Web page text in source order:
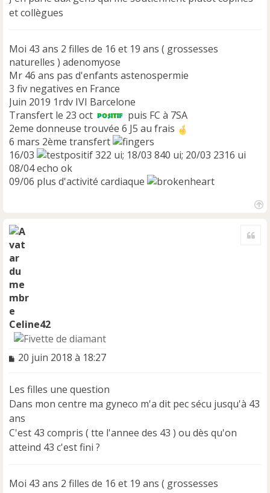
et collègues
Moi 43 ans 2 filles de 16 et 19 ans ( grossesses
naturelles ) adenomyose
Mr 46 ans pas d'enfants astenospermie
3 fiv negatives en France
Juin 2019 1rdv IVI Barcelone
Transfert le 23 oct
puis FC à 7SA
2eme donneuse trouvée 6 J5 au frais
6 mars 2ème transfert
16/03
322 ui; 18/03 840 ui; 20/03 2316 ui
08/04 echo ok
09/06 plus d'activité cardiaque
Celine42
M
s
a
g
e
n
o
u
20 juin 2018 à 18:27
Les filles une question
Dans mon centre ma gyneco m'a dit pec sécu jusqu'à 43
ans
C'est 43 compris ( tte l'annee des 43 ) ou dès qu'on
atteind 43 c'est fini ?
Moi 43 ans 2 filles de 16 et 19 ans ( grossesses